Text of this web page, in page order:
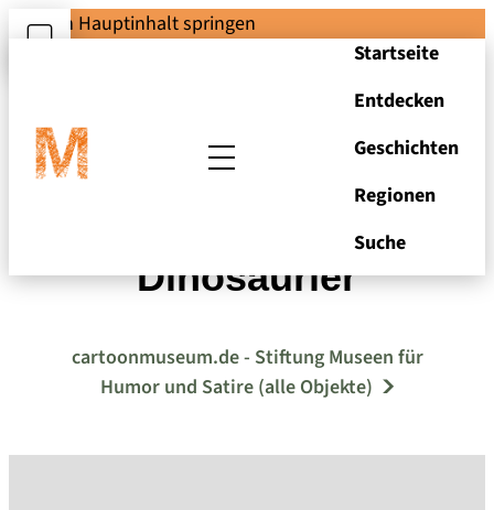
Zum Hauptinhalt springen
Startseite
Entdecken
Geschichten
Regionen
Suche
Heinz Jankofsky -
Dinosaurier
cartoonmuseum.de - Stiftung Museen für
Humor und Satire (alle Objekte)